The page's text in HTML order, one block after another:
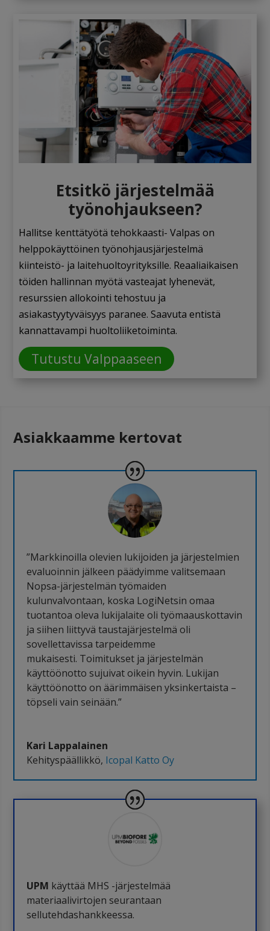
Etsitkö järjestelmää
työnohjaukseen?
Hallitse kenttätyötä tehokkaasti- Valpas on
helppokäyttöinen työnohjausjärjestelmä
kiinteistö- ja laitehuoltoyrityksille. Reaaliaikaisen
töiden hallinnan myötä vasteajat lyhenevät,
resurssien allokointi tehostuu ja
asiakastyytyväisyys paranee. Saavuta entistä
kannattavampi huoltoliiketoiminta.
Tutustu Valppaaseen
Asiakkaamme kertovat
”Markkinoilla olevien lukijoiden ja järjestelmien
evaluoinnin jälkeen päädyimme valitsemaan
Nopsa-järjestelmän työmaiden
kulunvalvontaan, koska LogiNetsin omaa
tuotantoa oleva lukijalaite oli työmaauskottavin
ja siihen liittyvä taustajärjestelmä oli
sovellettavissa tarpeidemme
mukaisesti. Toimitukset ja järjestelmän
käyttöönotto sujuivat oikein hyvin. Lukijan
käyttöönotto on äärimmäisen yksinkertaista –
töpseli vain seinään.”
Kari Lappalainen
Kehityspäällikkö, Icopal Katto Oy
UPM käyttää MHS -järjestelmää
materiaalivirtojen seurantaan
sellutehdashankkeessa.